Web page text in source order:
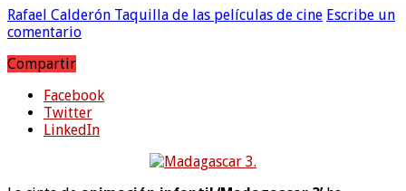
Rafael Calderón Taquilla de las películas de cine Escribe un
comentario
Compartir
Facebook
Twitter
LinkedIn